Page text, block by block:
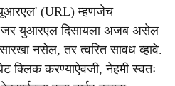
'यूआरएल' (URL) म्हणजेच
जर युआरएल दिसायला अजब असेल
नसेल, तर त्वरित सावध व्हावे.
क्लिक करण्याऐवजी, नेहमी स्वतः